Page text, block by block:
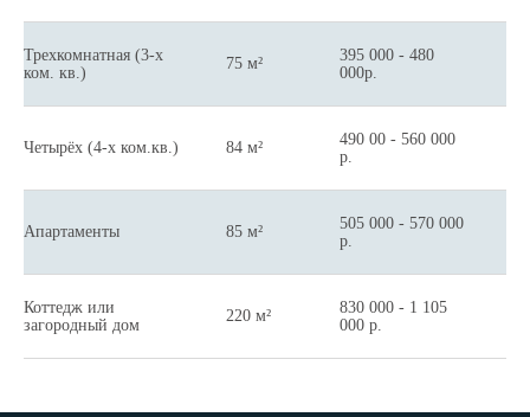
Трехкомнатная (3-х
ком. кв.)
75 м²
395 000 - 480
000р.
Четырёх (4-х ком.кв.) 84 м²
490 00 - 560 000
р.
Апартаменты 85 м²
505 000 - 570 000
р.
Коттедж или
загородный дом
220 м²
830 000 - 1 105
000 р.